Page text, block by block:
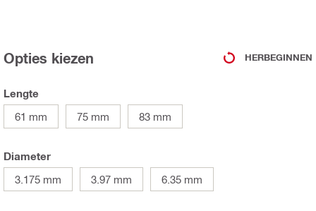
Opties kiezen HERBEGINNEN
Lengte
61 mm
75 mm 83 mm
Diameter
3.175 mm
3.97 mm 6.35 mm